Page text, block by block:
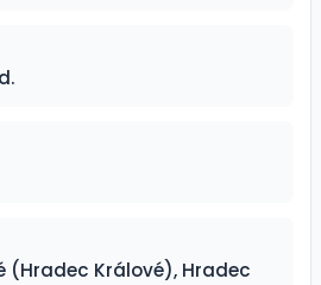
(Hradec Králové), Hradec